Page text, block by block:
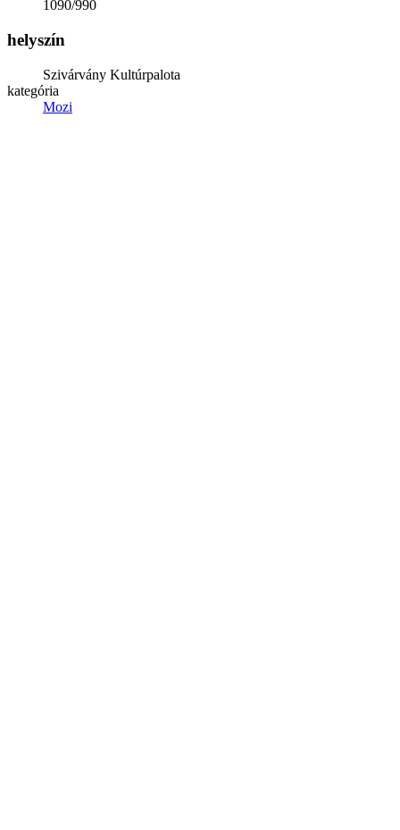
1090/990
helyszín
Szivárvány Kultúrpalota
kategória
Mozi